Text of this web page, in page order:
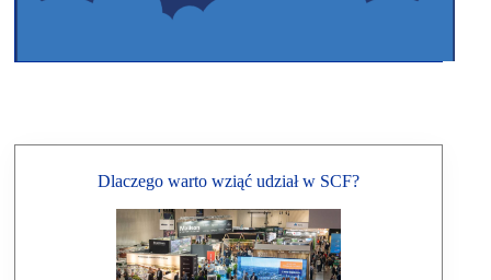
Dlaczego warto wziąć udział w SCF?